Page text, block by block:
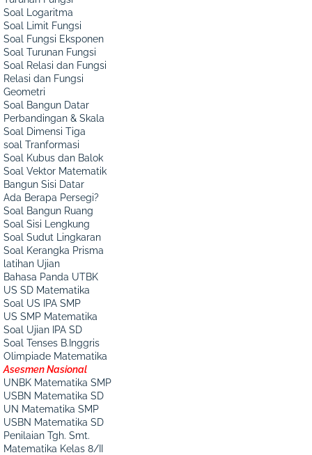
Soal Logaritma
Soal Limit Fungsi
Soal Fungsi Eksponen
Soal Turunan Fungsi
Soal Relasi dan Fungsi
Relasi dan Fungsi
Geometri
Soal Bangun Datar
Perbandingan & Skala
Soal Dimensi Tiga
soal Tranformasi
Soal Kubus dan Balok
Soal Vektor Matematik
Bangun Sisi Datar
Ada Berapa Persegi?
Soal Bangun Ruang
Soal Sisi Lengkung
Soal Sudut Lingkaran
Soal Kerangka Prisma
latihan Ujian
Bahasa Panda UTBK
US SD Matematika
Soal US IPA SMP
US SMP Matematika
Soal Ujian IPA SD
Soal Tenses B.Inggris
Olimpiade Matematika
Asesmen Nasional
UNBK Matematika SMP
USBN Matematika SD
UN Matematika SMP
USBN Matematika SD
Penilaian Tgh. Smt.
Matematika Kelas 8/II